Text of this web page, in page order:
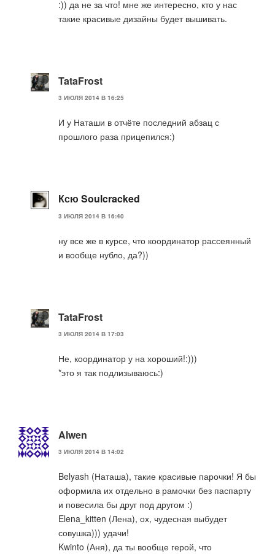
:)) да не за что! мне же интересно, кто у нас
такие красивые дизайны будет вышивать.
TataFrost
3 ИЮЛЯ 2014 В 16:25
И у Наташи в отчёте последний абзац с
прошлого раза прицепился:)
Ксю Soulcracked
3 ИЮЛЯ 2014 В 16:40
ну все же в курсе, что координатор рассеянный
и вообще нубло, да?))
TataFrost
3 ИЮЛЯ 2014 В 17:03
Не, координатор у на хороший!:)))
*это я так подлизываюсь:)
Alwen
3 ИЮЛЯ 2014 В 14:02
Belyash (Наташа), такие красивые парочки! Я бы
оформила их отдельно в рамочки без паспарту
и повесила бы друг под другом :)
Elena_kitten (Лена), ох, чудесная выбудет
совушка))) удачи!
Kwinto (Аня), да ты вообще герой, что